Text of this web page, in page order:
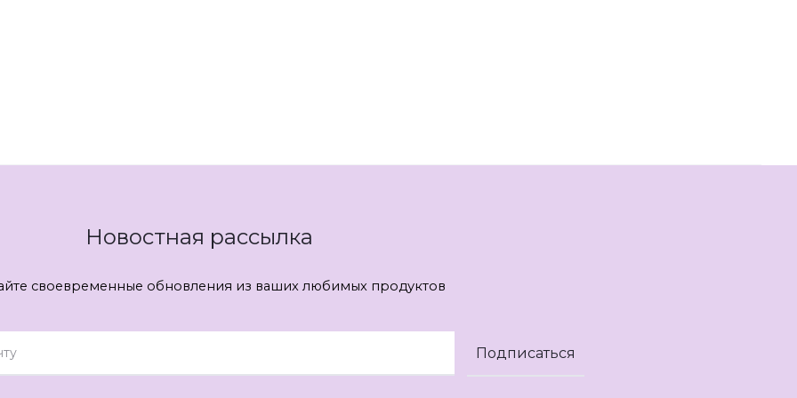
Новостная рассылка
своевременные обновления из ваших любимых продуктов